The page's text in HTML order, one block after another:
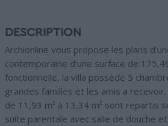
DESCRIPTION
Archionline vous propose les plans
contemporaine d’une surface de
fonctionnelle, la villa possède 5
grandes familles et les amis a
de 11,93 m² à 13,34 m² sont repartis
suite parentale avec salle de douche